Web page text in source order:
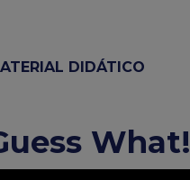
DIDÁTICO
What!